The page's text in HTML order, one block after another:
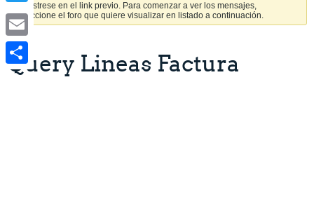
Regístrese en el link previo. Para comenzar a ver los mensajes,
seleccione el foro que quiere visualizar en listado a continuación.
Query Lineas Factura
Twitter
Email
Share